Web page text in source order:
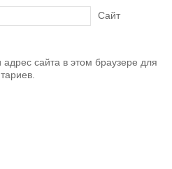
Сайт
сайта в этом браузере для